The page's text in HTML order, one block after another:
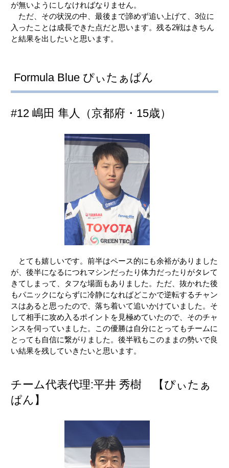
が無いようにしなければなりません。
ただ、その状況の中、最後まで諦めず追い上げて、3位に
入ったことは成長できた点だと思います。残る2戦はきちん
と結果を出したいと思います。
Formula Blue ぴぃたぁぱん
#12 嶋田 隼人（京都府・15歳）
とても嬉しいです。前半はペース的にも余裕がありました
が、後半になるにつれマシンだったり体力だったりがタレて
きてしまって、タフな場面もありました。ただ、抜かれた後
もパニックにならずに冷静になればどこかで逆転するチャン
スはあると思ったので、落ち着いて追いかけていました。そ
して相手に攻め入るポイントを見極めていたので、そのチャ
ンスを伺っていました。この優勝は自分にとってもチームに
とっても自信に繋がりました。後半戦もこのままの勢いで良
い結果を残していきたいと思います。
チーム代表代理:平井 秀樹 【ぴぃたぁ
ぱん】